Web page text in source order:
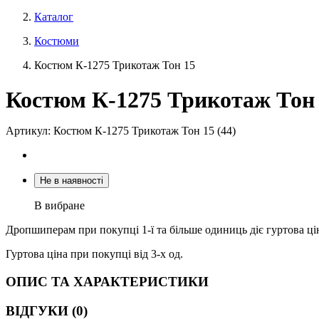
Каталог
Костюми
Костюм К-1275 Трикотаж Тон 15
Костюм К-1275 Трикотаж Тон
Артикул: Костюм К-1275 Трикотаж Тон 15 (44)
Не в наявності
В вибране
Дропшиперам при покупці 1-ї та більше одиниць діє гуртова
Гуртова ціна при покупці від 3-х од.
ОПИС ТА ХАРАКТЕРИСТИКИ
ВІДГУКИ (0)